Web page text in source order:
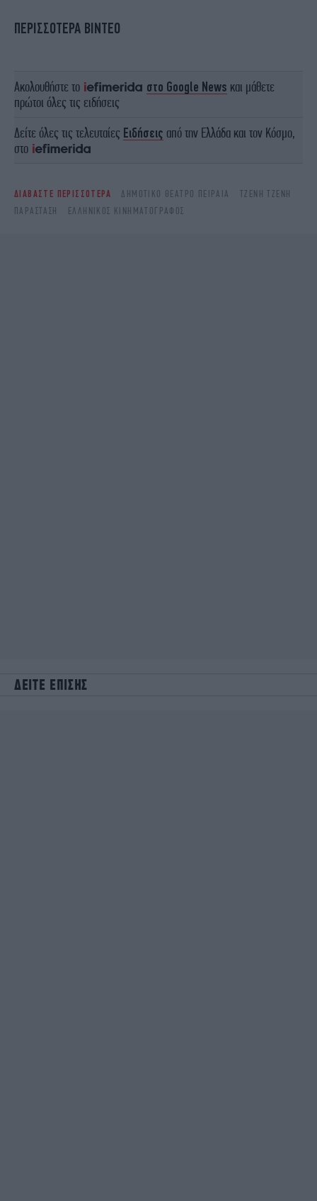
ΠΕΡΙΣΣΟΤΕΡΑ ΒΙΝΤΕΟ
Ακολουθήστε το στο Google News και μάθετε
πρώτοι όλες τις ειδήσεις
Δείτε όλες τις τελευταίες Ειδήσεις από την Ελλάδα και τον Κόσμο,
στο
ΔΙΑΒΑΣΤΕ ΠΕΡΙΣΣΟΤΕΡΑ ΔΗΜΟΤΙΚΌ ΘΈΑΤΡΟ ΠΕΙΡΑΙΆ
ΤΖΕΝΗ ΤΖΕΝΗ
ΠΑΡΆΣΤΑΣΗ
ΕΛΛΗΝΙΚΌΣ ΚΙΝΗΜΑΤΟΓΡΆΦΟΣ
ΔΕΙΤΕ ΕΠΙΣΗΣ